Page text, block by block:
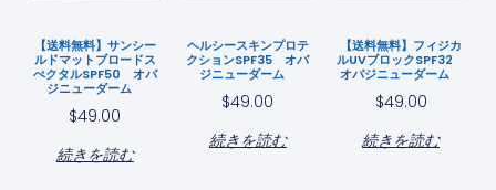
【送料無料】サンシー
ルドマットブロードス
ぺクタルSPF50 オバ
ジニューダーム
$49.00
続きを読む
ヘルシースキンプロテ
クションSPF35 オバ
ジニューダーム
$49.00
続きを読む
【送料無料】フィジカ
ルUVブロックSPF32
オバジニューダーム
$49.00
続きを読む